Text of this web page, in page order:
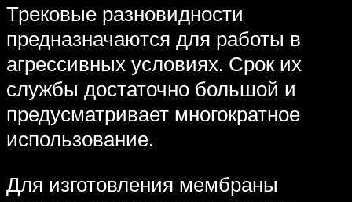
Трековые разновидности
предназначаются для работы в
агрессивных условиях. Срок их
службы достаточно большой и
предусматривает многократное
использование.
Для изготовления мембраны